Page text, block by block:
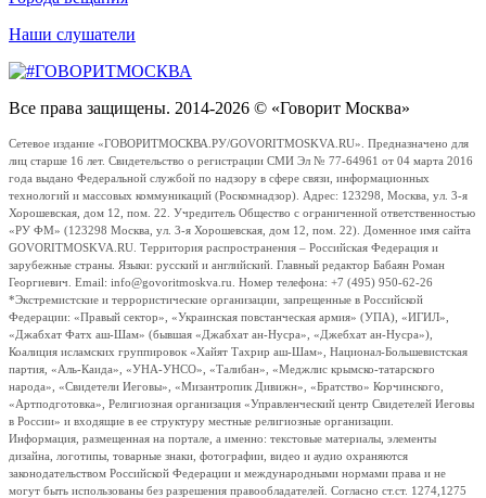
Наши слушатели
Все права защищены. 2014-2026 © «Говорит Москва»
Сетевое издание «ГОВОРИТМОСКВА.РУ/GOVORITMOSKVA.RU». Предназначено для
лиц старше 16 лет. Свидетельство о регистрации СМИ Эл № 77-64961 от 04 марта 2016
года выдано Федеральной службой по надзору в сфере связи, информационных
технологий и массовых коммуникаций (Роскомнадзор). Адрес: 123298, Москва, ул. 3-я
Хорошевская, дом 12, пом. 22. Учредитель Общество с ограниченной ответственностью
«РУ ФМ» (123298 Москва, ул. 3-я Хорошевская, дом 12, пом. 22). Доменное имя сайта
GOVORITMOSKVA.RU. Территория распространения – Российская Федерация и
зарубежные страны. Языки: русский и английский. Главный редактор Бабаян Роман
Георгиевич. Email: info@govoritmoskva.ru. Номер телефона: +7 (495) 950-62-26
*Экстремистские и террористические организации, запрещенные в Российской
Федерации: «Правый сектор», «Украинская повстанческая армия» (УПА), «ИГИЛ»,
«Джабхат Фатх аш-Шам» (бывшая «Джабхат ан-Нусра», «Джебхат ан-Нусра»),
Коалиция исламских группировок «Хайят Тахрир аш-Шам», Национал-Большевистская
партия, «Аль-Каида», «УНА-УНСО», «Талибан», «Меджлис крымско-татарского
народа», «Свидетели Иеговы», «Мизантропик Дивижн», «Братство» Корчинского,
«Артподготовка», Религиозная организация «Управленческий центр Свидетелей Иеговы
в России» и входящие в ее структуру местные религиозные организации.
Информация, размещенная на портале, а именно: текстовые материалы, элементы
дизайна, логотипы, товарные знаки, фотографии, видео и аудио охраняются
законодательством Российской Федерации и международными нормами права и не
могут быть использованы без разрешения правообладателей. Согласно ст.ст. 1274,1275